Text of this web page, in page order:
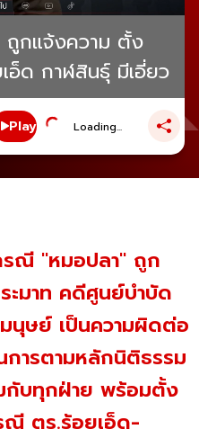
ถูกแจ้งความ ตั้ง
อ็ด กาฬสินธุ์ มีเอี่ยว
Play Loading...
ณี "หมอปลา" ถูก
ะมาท คดีศูนย์บำบัด
นุษย์ เป็นความผิดต่อ
การตามหลักนิติธรรม
มกับทุกฝ่าย พร้อมตั้ง
ณี ตร.ร้อยเอ็ด-